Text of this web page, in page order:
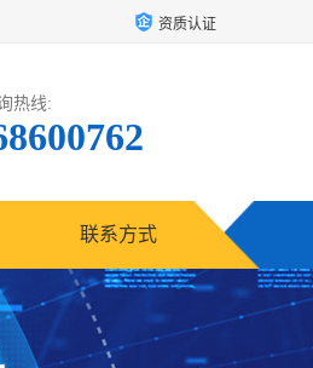
资质认证
热线:
联系方式